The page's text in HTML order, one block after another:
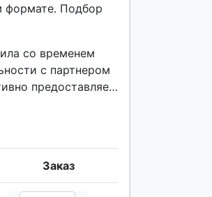
формате. Подбор
со временем
с партнером
предоставляет
Заказ